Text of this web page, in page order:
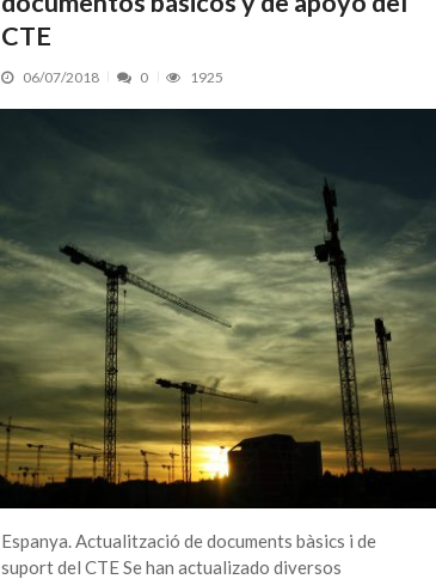
CTE
06/07/2018 0 1925
Espanya. Actualització de documents bàsics i de
suport del CTE Se han actualizado diversos